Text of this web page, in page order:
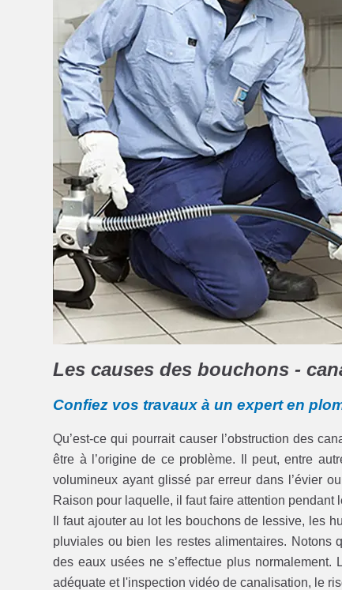
Les causes des bouchons -
Confiez vos travaux à un expert en
Qu’est-ce qui pourrait causer l’obstruction des
être à l’origine de ce problème. Il peut, entre
volumineux ayant glissé par erreur dans l’évier
Raison pour laquelle, il faut faire attention pendant
Il faut ajouter au lot les bouchons de lessive, les
pluviales ou bien les restes alimentaires. Notons
des eaux usées ne s’effectue plus
adéquate et l'inspection vidéo de canalisation, le